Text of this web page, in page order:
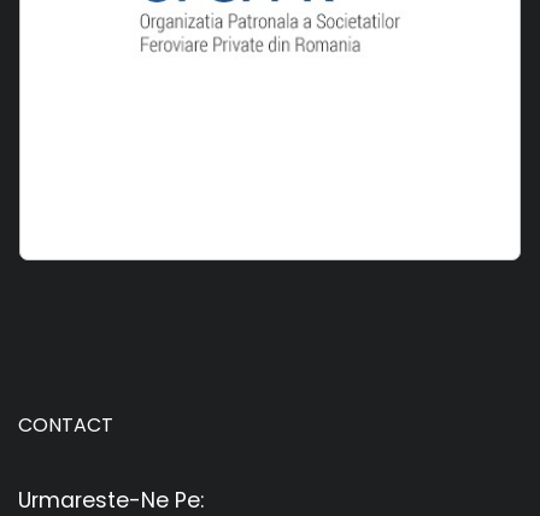
CONTACT
Urmareste-Ne Pe: